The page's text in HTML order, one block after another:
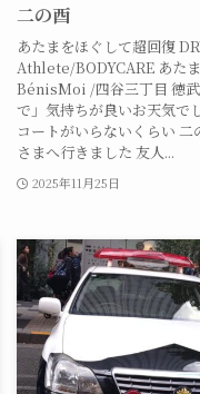
二の酉
あたまをほぐして超回復
Athlete/BODYCARE あた
BénisMoi /四谷三丁目 徳
で」気持ちが良いお天気で
コートがいらないくらい
さまへ行きました 友人...
2025年11月25日